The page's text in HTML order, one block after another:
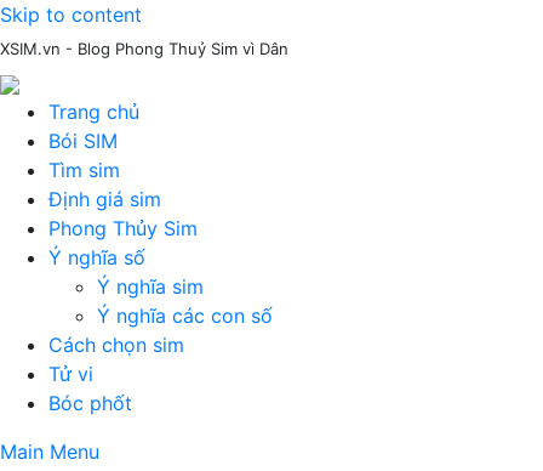
Skip to content
XSIM.vn - Blog Phong Thuỷ Sim vì Dân
Trang chủ
Bói SIM
Tìm sim
Định giá sim
Phong Thủy Sim
Ý nghĩa số
Ý nghĩa sim
Ý nghĩa các con số
Cách chọn sim
Tử vi
Bóc phốt
Main Menu